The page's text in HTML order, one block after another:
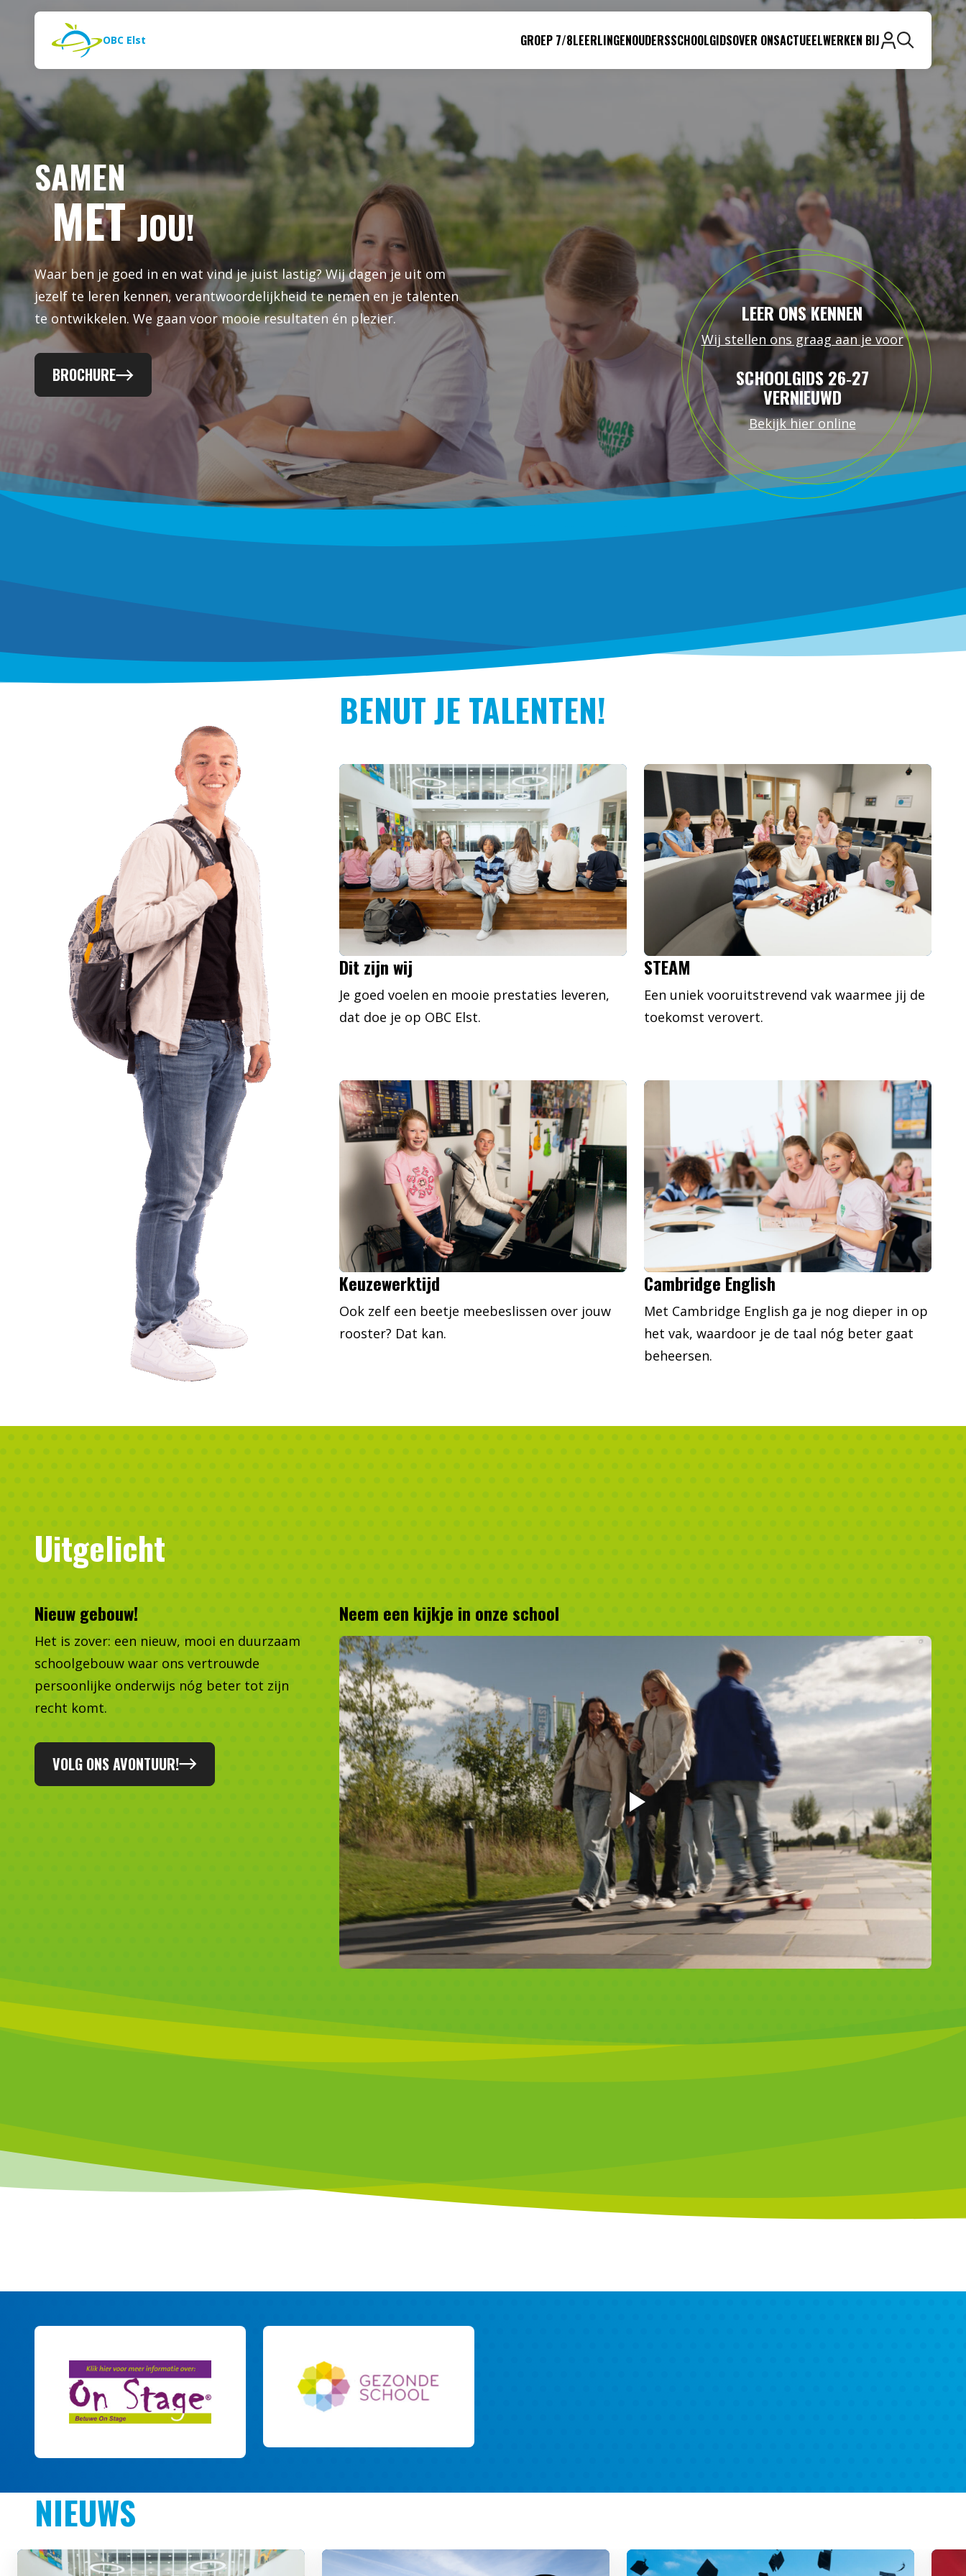
Naar de inhoud
OBC Elst GROEP 7/8LEERLINGENOUDERSSCHOOLGIDSOVER ONSACTUEELWERKEN BIJ
Zoeken
OBC ELST
SAMEN
METJOU!
Waar ben je goed in en wat vind je juist lastig? Wij dagen je uit om
jezelf te leren kennen, verantwoordelijkheid te nemen en je talenten
te ontwikkelen. We gaan voor mooie resultaten én plezier.
BROCHURE
LEER ONS KENNEN
Wij stellen ons graag aan je voor
SCHOOLGIDS 26‑27
VERNIEUWD
Bekijk hier online
BENUT JE TALENTEN!
Dit zijn wij
Je goed voelen en mooie prestaties leveren,
dat doe je op OBC Elst.
STEAM
Een uniek vooruitstrevend vak waarmee jij de
toekomst verovert.
Keuzewerktijd
Ook zelf een beetje meebeslissen over jouw
rooster? Dat kan.
Cambridge English
Met Cambridge English ga je nog dieper in op
het vak, waardoor je de taal nóg beter gaat
beheersen.
Uitgelicht
Nieuw gebouw!
Het is zover: een nieuw, mooi en duurzaam
schoolgebouw waar ons vertrouwde
persoonlijke onderwijs nóg beter tot zijn
recht komt.
VOLG ONS AVONTUUR!
Neem een kijkje in onze school
NIEUWS